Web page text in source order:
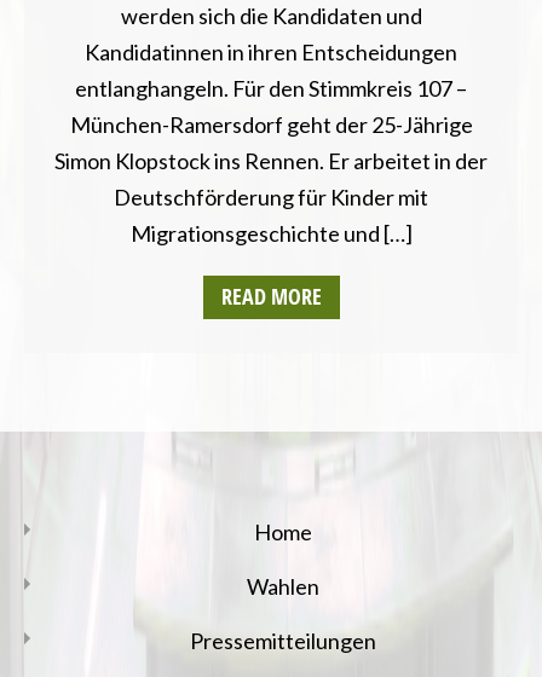
werden sich die Kandidaten und
Kandidatinnen in ihren Entscheidungen
entlanghangeln. Für den Stimmkreis 107 –
München-Ramersdorf geht der 25-Jährige
Simon Klopstock ins Rennen. Er arbeitet in der
Deutschförderung für Kinder mit
Migrationsgeschichte und […]
READ MORE
Home
Wahlen
Pressemitteilungen